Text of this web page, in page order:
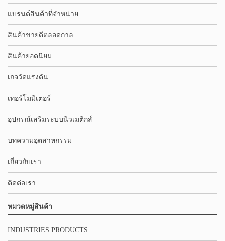
แบรนด์สินค้าที่จำหน่าย
สินค้าขายดีตลอดกาล
สินค้ายอดนิยม
เกจวัดแรงดัน
เทอร์โมมิเตอร์
อุปกรณ์เสริมระบบนิวเมติกส์
บทความอุตสาหกรรม
เกี่ยวกับเรา
ติดต่อเรา
หมวดหมู่สินค้า
INDUSTRIES PRODUCTS